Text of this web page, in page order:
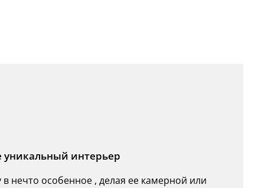
уникальный интерьер
нечто особенное , делая ее камерной или